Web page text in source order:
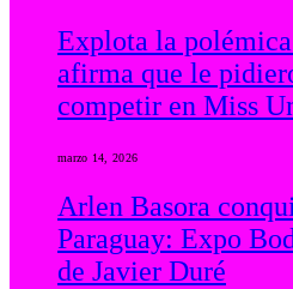
Explota la
afirma que le
competir en Miss
marzo 14, 2026
Arlen Basora
Paraguay: Expo
de Javier Duré